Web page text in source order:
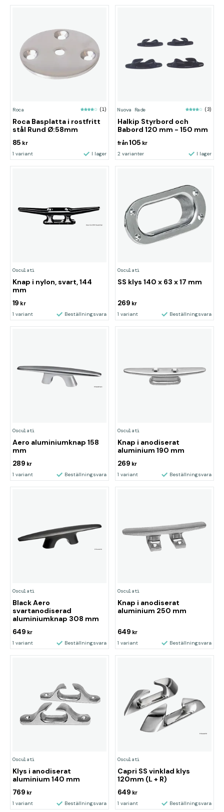
Roca (1)
Roca Basplatta i rostfritt
stål Rund Ø:58mm
85 kr
1 variant I lager
Nuova Rade (3)
Halkip Styrbord och
Babord 120 mm - 150 mm
från105 kr
2 varianter I lager
Osculati
Knap i nylon, svart, 144
mm
19 kr
1 variant Beställningsvara
Osculati
SS klys 140 x 63 x 17 mm
269 kr
1 variant Beställningsvara
Osculati
Aero aluminiumknap 158
mm
289 kr
1 variant Beställningsvara
Osculati
Knap i anodiserat
aluminium 190 mm
269 kr
1 variant Beställningsvara
Osculati
Black Aero
svartanodiserad
aluminiumknap 308 mm
649 kr
1 variant Beställningsvara
Osculati
Knap i anodiserat
aluminium 250 mm
649 kr
1 variant Beställningsvara
Osculati
Klys i anodiserat
aluminium 140 mm
769 kr
1 variant Beställningsvara
Osculati
Capri SS vinklad klys
120mm (L + R)
649 kr
1 variant Beställningsvara